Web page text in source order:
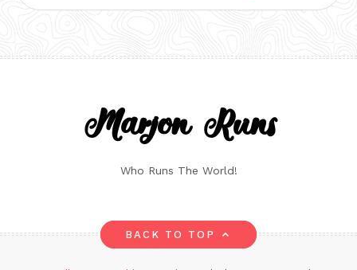
Marjon Runs
Who Runs The World!
BACK TO TOP